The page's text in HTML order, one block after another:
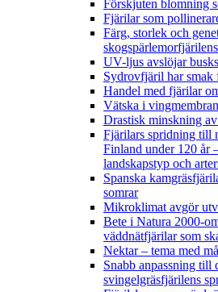
Förskjuten blomning
Fjärilar som
Färg, storlek och
UV-ljus avslöjar
Sydrovfjäril har smak
Handel med fjärilar
Vätska i
Drastisk minskning
Fjärilars spridning till
Finland under 120 år
landskapstyp och
Spanska
somrar
Mikroklimat avgör
Bete i Natura 2000-
väddnätfjärilar som
Nektar – tema med
Snabb anpassning till
svingelgräsfjärilens